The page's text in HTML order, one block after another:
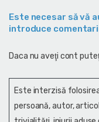
Este necesar să vă
introduce
Daca nu aveţi cont
Este interzisă
persoană, autor,